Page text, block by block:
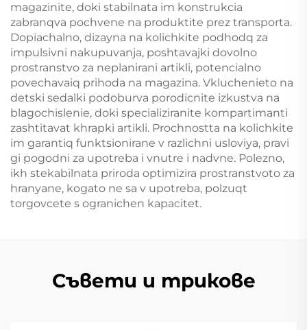
magazinite, doki stabilnata im konstrukcia
zabranqva pochvene na produktite prez transporta.
Dopiachalno, dizayna na kolichkite podhodq za
impulsivni nakupuvanja, poshtavajki dovolno
prostranstvo za neplanirani artikli, potencialno
povechavaiq prihoda na magazina. Vkluchenieto na
detski sedalki podoburva porodicnite izkustva na
blagochislenie, doki specializiranite kompartimanti
zashtitavat khrapki artikli. Prochnostta na kolichkite
im garantiq funktsionirane v razlichni usloviya, pravi
gi pogodni za upotreba i vnutre i nadvne. Polezno,
ikh stekabilnata priroda optimizira prostranstvoto za
hranyane, kogato ne sa v upotreba, polzuqt
torgovcete s ogranichen kapacitet.
Съвети и трикове